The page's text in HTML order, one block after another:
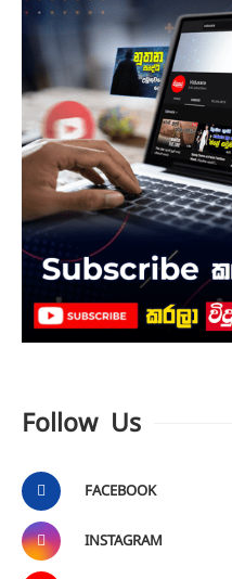
Follow Us
FACEBOOK
INSTAGRAM